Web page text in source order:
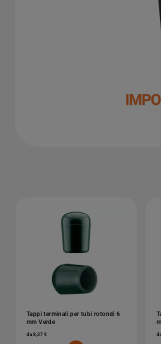
Tappi terminali per tubi rotondi 6
mm Verde
da 8,37 €